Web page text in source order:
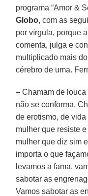
programa “Amor &
Globo, com as
por vírgula, porque
comenta, julga e
multiplicado mais
cérebro de uma.
– Chamam de
não se conforma.
de erotismo, de
mulher que resiste
mulher que diz sim
importa o que
levamos a fama,
sabotar as
Vamos sabotar as